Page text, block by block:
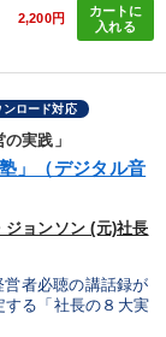
2,200円
カートに
入れる
ンロード対応
実践」
」（デジタル音
ョンソン (元)社長
者必聴の講話録が
する「社長の８大実